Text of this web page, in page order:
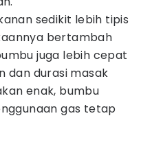
sedikit lebih tipis
bertambah
juga lebih cepat
dan durasi masak
enak, bumbu
gas tetap